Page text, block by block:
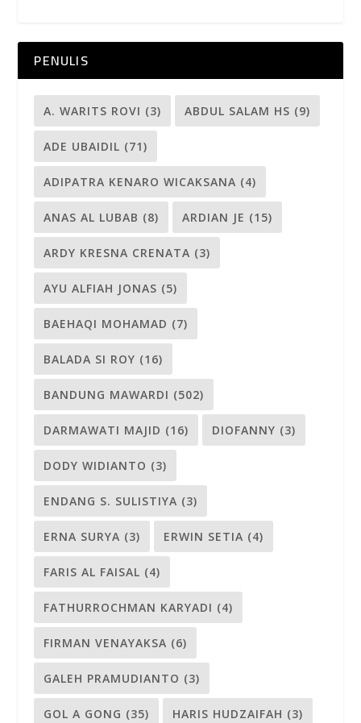
PENULIS
A. WARITS ROVI (3) ABDUL SALAM HS (9)
ADE UBAIDIL (71)
ADIPATRA KENARO WICAKSANA (4)
ANAS AL LUBAB (8) ARDIAN JE (15)
ARDY KRESNA CRENATA (3)
AYU ALFIAH JONAS (5)
BAEHAQI MOHAMAD (7)
BALADA SI ROY (16)
BANDUNG MAWARDI (502)
DARMAWATI MAJID (16) DIOFANNY (3)
DODY WIDIANTO (3)
ENDANG S. SULISTIYA (3)
ERNA SURYA (3) ERWIN SETIA (4)
FARIS AL FAISAL (4)
FATHURROCHMAN KARYADI (4)
FIRMAN VENAYAKSA (6)
GALEH PRAMUDIANTO (3)
GOL A GONG (35) HARIS HUDZAIFAH (3)